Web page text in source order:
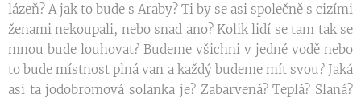
lázeň? A jak to bude s Araby? Ti by se asi společně s cizími
ženami nekoupali, nebo snad ano? Kolik lidí se tam tak se
mnou bude louhovat? Budeme všichni v jedné vodě nebo
to bude místnost plná van a každý budeme mít svou? Jaká
asi ta jodobromová solanka je? Zabarvená? Teplá? Slaná?